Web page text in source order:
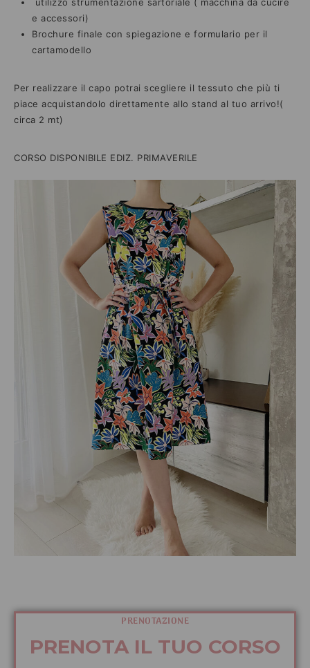
e accessori)
Brochure finale con spiegazione e formulario per il
cartamodello
Per realizzare il capo potrai scegliere il tessuto che più ti
piace acquistandolo direttamente allo stand al tuo arrivo!(
circa 2 mt)
CORSO DISPONIBILE EDIZ. PRIMAVERILE
PRENOTAZIONE
PRENOTA IL TUO CORSO